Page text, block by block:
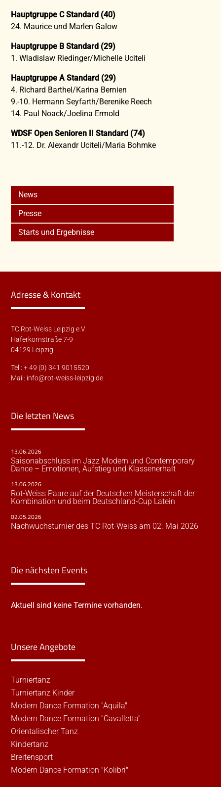
Hauptgruppe C Standard (40)
24. Maurice und Marlen Galow
Hauptgruppe B Standard (29)
1. Wladislaw Riedinger/Michelle Uciteli
Hauptgruppe A Standard (29)
4. Richard Barthel/Karina Bernien
9.-10. Hermann Seyfarth/Berenike Reech
14. Paul Noack/Joelina Ermold
WDSF Open Senioren II Standard (74)
11.-12. Dr. Alexandr Uciteli/Maria Bohmke
News
Presse
Starts und Ergebnisse
Adresse & Kontakt
TC Rot-Weiss Leipzig e.V.
Haferkornstraße 7-9
04129 Leipzig
Tel.: + 49 (0) 341 9015520
Mail: info@rot-weiss-leipzig.de
Die letzten News
13.06.2026
Saisonabschluss im Jazz Modern und Contemporary
Dance – Emotionen, Aufstieg und Klassenerhalt
13.06.2026
Rot-Weiss Paare auf der Deutschen Meisterschaft der
Kombination und beim Deutschland-Cup Latein
02.05.2026
Nachwuchsturnier des TC Rot-Weiss am 02. Mai 2026
Die nächsten Events
Aktuell sind keine Termine vorhanden.
Unsere Angebote
Turniertanz
Turniertanz Kinder
Modern Dance Formation "Aquila"
Modern Dance Formation "Cavalletta"
Orientalischer Tanz
Kindertanz
Breitensport
Modern Dance Formation "Kolibri"